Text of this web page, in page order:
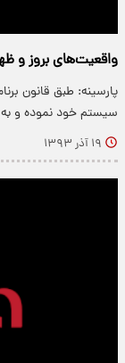
واقعیت‌های بروز و
پارسینه: طبق قانون
سیستم خود نموده و
۱۹ آذر ۱۳۹۳